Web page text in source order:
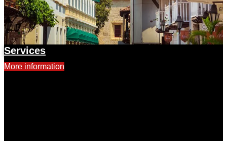
Services
More information